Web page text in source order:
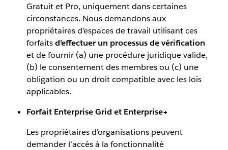
Gratuit et Pro, uniquement dans certaines
circonstances. Nous demandons aux
propriétaires d’espaces de travail utilisant ces
forfaitsd’effectuer un processus de vérification
et de fournir (a) une procédure juridique valide,
(b) le consentement des membres ou (c) une
obligation ou un droit compatible avec les lois
applicables.
Forfait Enterprise Grid et Enterprise+
Les propriétaires d’organisations peuvent
demander l’accès à la fonctionnalité